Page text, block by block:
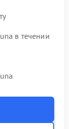
в течении